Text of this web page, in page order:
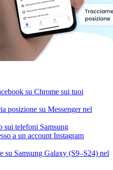
su Chrome sui tuoi
posizione su Messenger nel
sui telefoni Samsung
a un account Instagram
su Samsung Galaxy (S9–S24) nel